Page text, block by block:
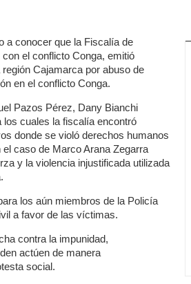
a conocer que la Fiscalía de
el conflicto Conga, emitió
Cajamarca por abuso de
en el conflicto Conga.
Pazos Pérez, Dany Bianchi
cuales la fiscalía encontró
donde se violó derechos humanos
caso de Marco Arana Zegarra
y la violencia injustificada utilizada
los aún miembros de la Policía
a favor de las víctimas.
contra la impunidad,
actúen de manera
social.